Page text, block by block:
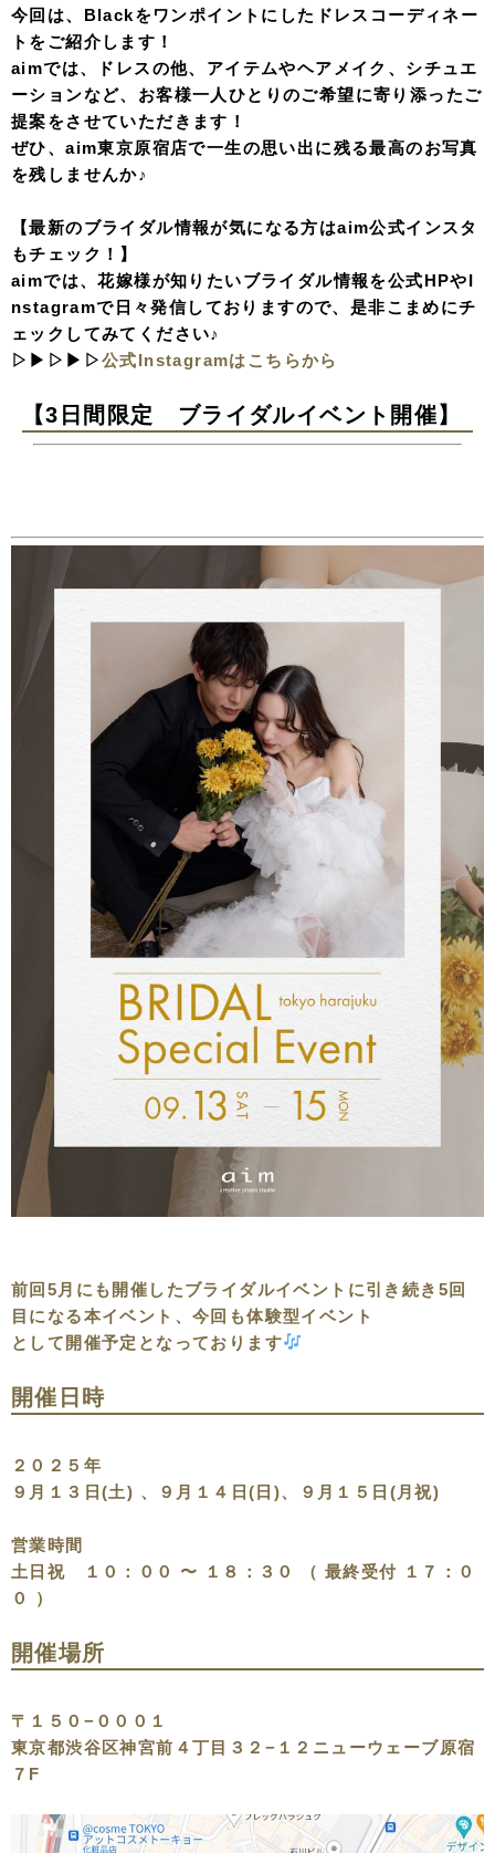
今回は、Blackをワンポイントにしたドレスコーディネー
トをご紹介します！
aimでは、ドレスの他、アイテムやヘアメイク、シチュエ
ーションなど、お客様一人ひとりのご希望に寄り添ったご
提案をさせていただきます！
ぜひ、aim東京原宿店で一生の思い出に残る最高のお写真
を残しませんか♪
【最新のブライダル情報が気になる方はaim公式インスタ
もチェック！】
aimでは、花嫁様が知りたいブライダル情報を公式HPやI
nstagramで日々発信しておりますので、是非こまめにチ
ェックしてみてください♪
▷▶▷▶▷公式Instagramはこちらから
【3日間限定 ブライダルイベント開催】
前回5月にも開催したブライダルイベントに引き続き5回
目になる本イベント、今回も体験型イベント
として開催予定となっております
開催日時
２０２５年
９月１３日(土) 、９月１４日(日)、９月１５日(月祝)
営業時間
土日祝 １０：００ 〜 １８：３０ （ 最終受付 １７：０
０ ）
開催場所
〒１５０−０００１
東京都渋谷区神宮前４丁目３２−１２ニューウェーブ原宿
７F